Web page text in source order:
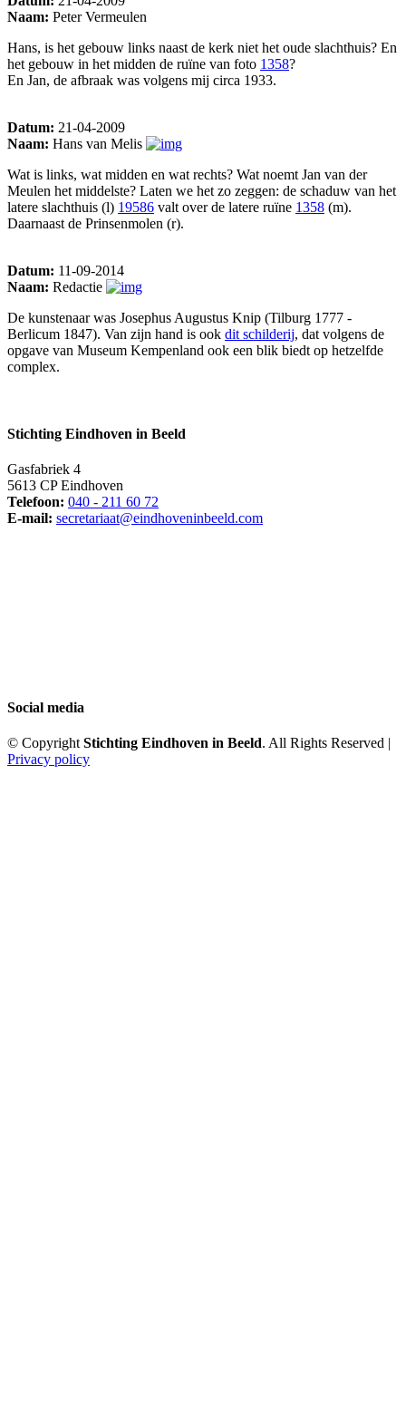
Naam: Peter Vermeulen
Hans, is het gebouw links naast de kerk niet het oude slachthuis? En
het gebouw in het midden de ruïne van foto 1358?
En Jan, de afbraak was volgens mij circa 1933.
Datum: 21-04-2009
Naam: Hans van Melis
Wat is links, wat midden en wat rechts? Wat noemt Jan van der
Meulen het middelste? Laten we het zo zeggen: de schaduw van het
latere slachthuis (l) 19586 valt over de latere ruïne 1358 (m).
Daarnaast de Prinsenmolen (r).
Datum: 11-09-2014
Naam: Redactie
De kunstenaar was Josephus Augustus Knip (Tilburg 1777 -
Berlicum 1847). Van zijn hand is ook dit schilderij, dat volgens de
opgave van Museum Kempenland ook een blik biedt op hetzelfde
complex.
Stichting Eindhoven in Beeld
Gasfabriek 4
5613 CP Eindhoven
Telefoon: 040 - 211 60 72
E-mail: secretariaat@eindhoveninbeeld.com
Social media
© CopyrightStichting Eindhoven in Beeld. All Rights Reserved |
Privacy policy